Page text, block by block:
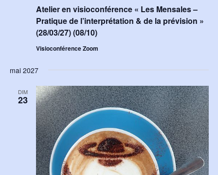
Atelier en visioconférence « Les Mensales –
Pratique de l’interprétation & de la prévision »
(28/03/27) (08/10)
Visioconférence Zoom
mai 2027
DIM
23